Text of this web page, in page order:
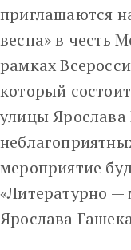
приглашаются
весна» в честь
рамках
который
улицы
мероприятие
«Литературно
Ярослава